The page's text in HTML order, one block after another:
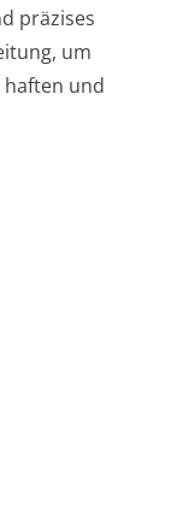
präzises
um
haften und